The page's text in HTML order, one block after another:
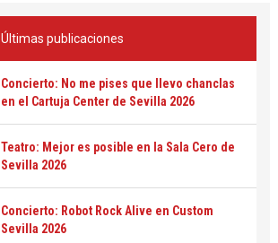
Últimas publicaciones
Concierto: No me pises que llevo chanclas
en el Cartuja Center de Sevilla 2026
Teatro: Mejor es posible en la Sala Cero de
Sevilla 2026
Concierto: Robot Rock Alive en Custom
Sevilla 2026